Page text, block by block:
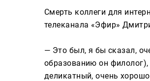
Смерть коллеги для
телеканала «Эфир»
— Это был, я бы сказал,
образованию он филолог),
деликатный, очень